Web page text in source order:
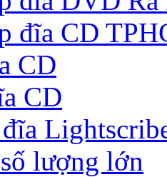
đĩa CD
CD
CD
lượng lớn